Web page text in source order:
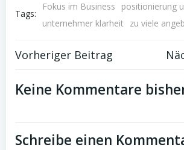
Tags:
Fokus im Business
positionierung
unternehmer klarheit
zu viele
Post
navigation
Vorheriger Beitrag
Post
Keine Kommentare
Schreibe einen